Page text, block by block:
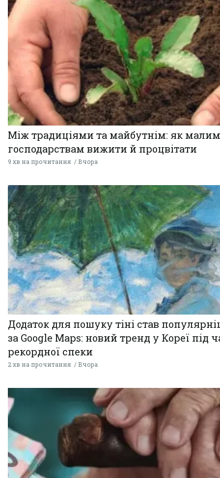
Між традиціями та майбутнім: як малим
господарствам вижити й процвітати
9 хв на прочитання Вчора
Додаток для пошуку тіні став
за Google Maps: новий тренд у Кореї під
рекордної спеки
2 хв на прочитання Вчора